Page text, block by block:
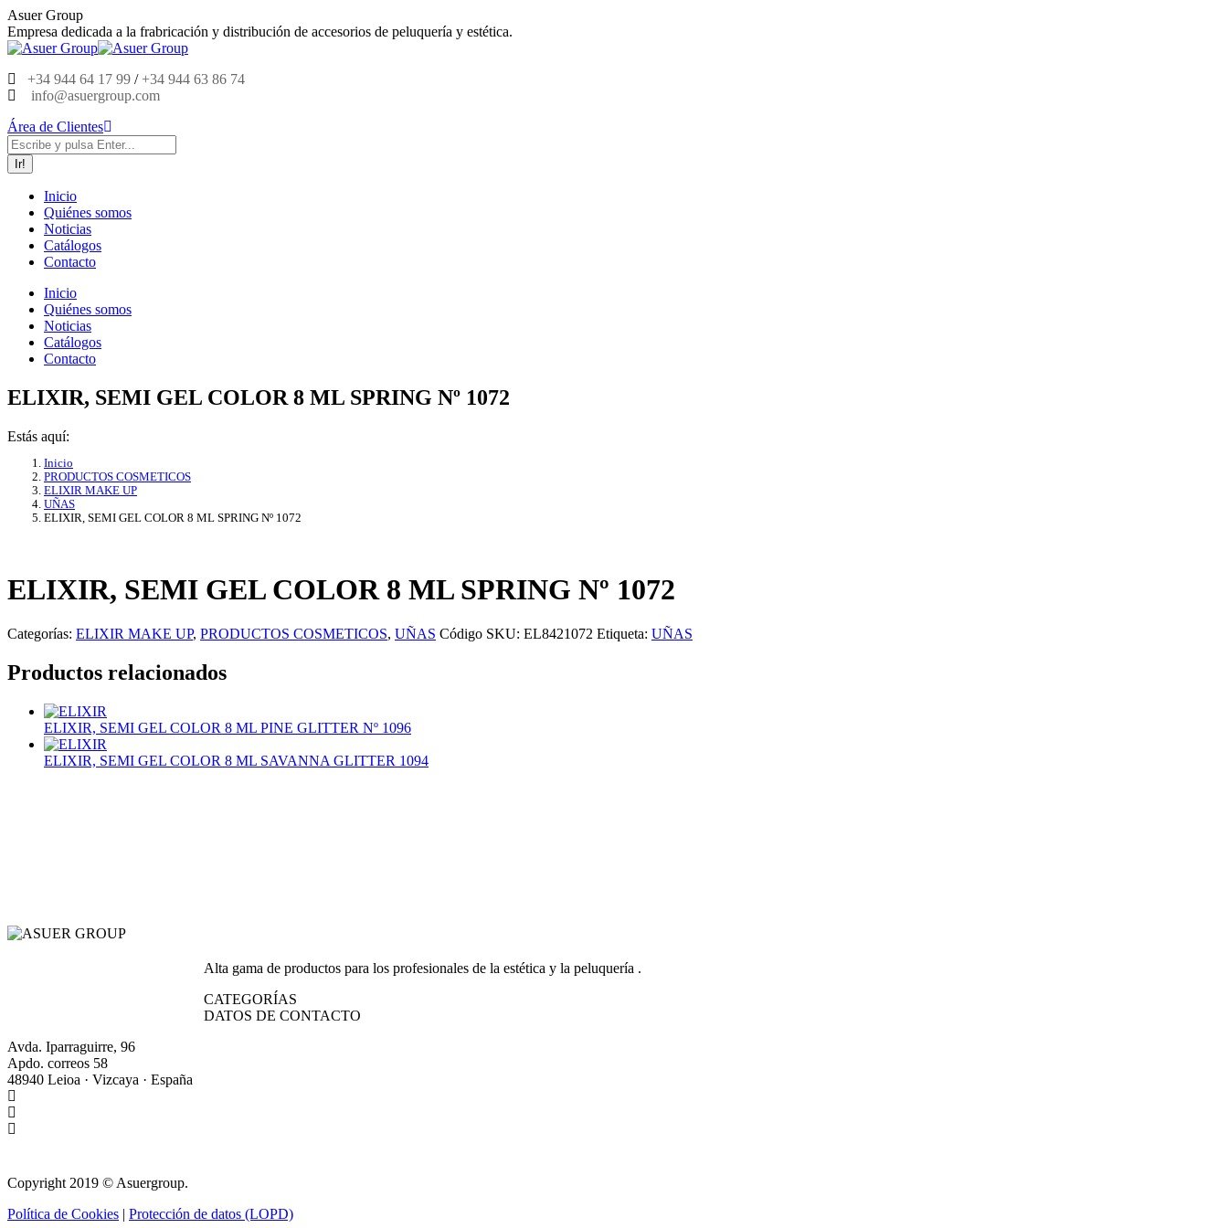
Saltar
al
contenido
Asuer Group
Empresa dedicada a la frabricación y distribución de accesorios de peluquería y estética.
+34 944 64 17 99 /+34 944 63 86 74
info@asuergroup.com
Área de Clientes
Buscar:
Inicio
Quiénes somos
Noticias
Catálogos
Contacto
Inicio
Quiénes somos
Noticias
Catálogos
Contacto
ELIXIR, SEMI GEL COLOR 8 ML SPRING Nº 1072
Estás aquí:
Inicio
PRODUCTOS COSMETICOS
ELIXIR MAKE UP
UÑAS
ELIXIR, SEMI GEL COLOR 8 ML SPRING Nº 1072
ELIXIR, SEMI GEL COLOR 8 ML SPRING Nº 1072
Categorías: ELIXIR MAKE UP, PRODUCTOS COSMETICOS, UÑAS Código SKU: EL8421072 Etiqueta: UÑAS
Productos relacionados
ELIXIR, SEMI GEL COLOR 8 ML PINE GLITTER Nº 1096
ELIXIR, SEMI GEL COLOR 8 ML SAVANNA GLITTER 1094
Alta gama de productos para los profesionales de la estética y la peluquería .
CATEGORÍAS
DATOS DE CONTACTO
Avda. Iparraguirre, 96
Apdo. correos 58
48940 Leioa · Vizcaya · España
Copyright 2019 © Asuergroup.
Política de Cookies | Protección de datos (LOPD)